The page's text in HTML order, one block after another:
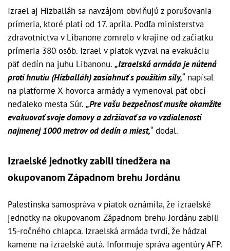
Izrael aj Hizballáh sa navzájom obviňujú z porušovania
prímeria, ktoré platí od 17. apríla. Podľa ministerstva
zdravotníctva v Libanone zomrelo v krajine od začiatku
prímeria 380 osôb. Izrael v piatok vyzval na evakuáciu
päť dedín na juhu Libanonu. „Izraelská armáda je nútená
proti hnutiu (Hizballáh) zasiahnuť s použitím sily,“ napísal
na platforme X hovorca armády a vymenoval päť obcí
neďaleko mesta Súr. „Pre vašu bezpečnosť musíte okamžite
evakuovať svoje domovy a zdržiavať sa vo vzdialenosti
najmenej 1000 metrov od dedín a miest,“ dodal.
Izraelské jednotky zabili tínedžera na
okupovanom Západnom brehu Jordánu
Palestínska samospráva v piatok oznámila, že izraelské
jednotky na okupovanom Západnom brehu Jordánu zabili
15-ročného chlapca. Izraelská armáda tvrdí, že hádzal
kamene na izraelské autá. Informuje správa agentúry AFP.